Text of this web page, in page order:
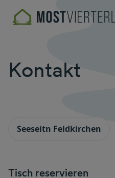
Kontakt
Seeseitn Feldkirchen
Tisch reservieren